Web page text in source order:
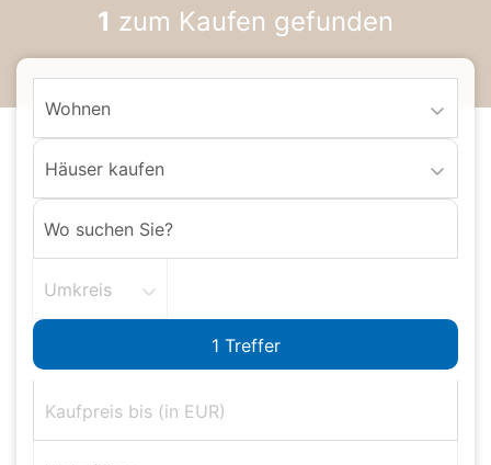
1 zum Kaufen gefunden
Wohnen
Häuser kaufen
Umkreis